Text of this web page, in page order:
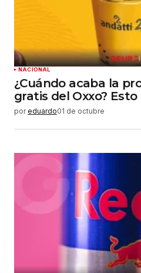
NACIONAL
¿Cuándo acaba la
gratis del Oxxo?
por eduardo01 de octubre